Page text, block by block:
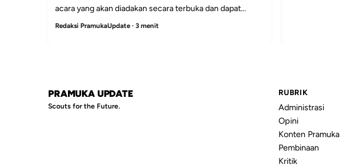
acara yang akan diadakan secara terbuka dan dapat
dihadiri oleh masyarakat umum, tidak hanya dari Yogya...
Redaksi PramukaUpdate · 3 menit
PRAMUKA UPDATE
Scouts for the Future.
RUBRIK
Administrasi
Opini
Konten Pramuka
Pembinaan
Kritik